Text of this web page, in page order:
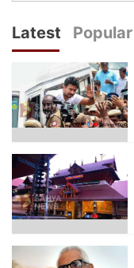
Latest Popular